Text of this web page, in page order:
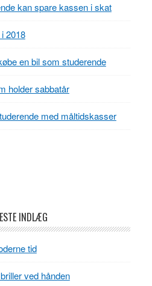
kan spare kassen i skat
2018
en bil som studerende
holder sabbatår
med måltidskasser
INDLÆG
tid
ved hånden